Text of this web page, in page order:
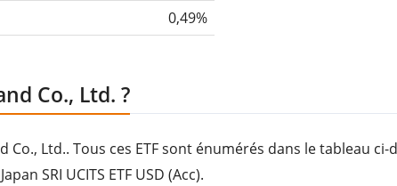
0,49%
Co., Ltd. ?
Co., Ltd.. Tous ces ETF sont énumérés dans le tableau
SRI UCITS ETF USD (Acc).